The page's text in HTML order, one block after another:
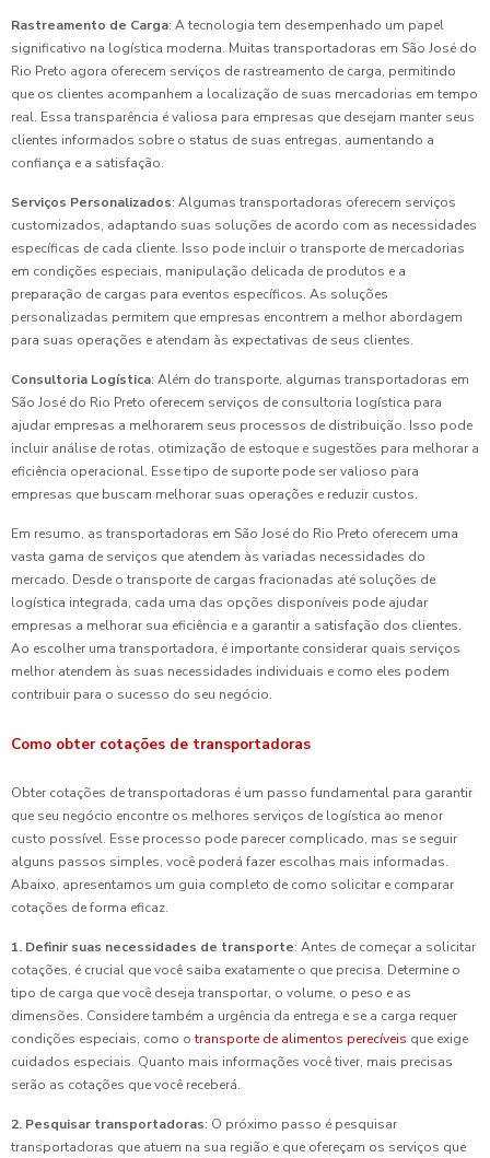
Rastreamento de Carga: A tecnologia tem desempenhado um papel
significativo na logística moderna. Muitas transportadoras em São José do
Rio Preto agora oferecem serviços de rastreamento de carga, permitindo
que os clientes acompanhem a localização de suas mercadorias em tempo
real. Essa transparência é valiosa para empresas que desejam manter seus
clientes informados sobre o status de suas entregas, aumentando a
confiança e a satisfação.
Serviços Personalizados: Algumas transportadoras oferecem serviços
customizados, adaptando suas soluções de acordo com as necessidades
específicas de cada cliente. Isso pode incluir o transporte de mercadorias
em condições especiais, manipulação delicada de produtos e a
preparação de cargas para eventos específicos. As soluções
personalizadas permitem que empresas encontrem a melhor abordagem
para suas operações e atendam às expectativas de seus clientes.
Consultoria Logística: Além do transporte, algumas transportadoras em
São José do Rio Preto oferecem serviços de consultoria logística para
ajudar empresas a melhorarem seus processos de distribuição. Isso pode
incluir análise de rotas, otimização de estoque e sugestões para melhorar a
eficiência operacional. Esse tipo de suporte pode ser valioso para
empresas que buscam melhorar suas operações e reduzir custos.
Em resumo, as transportadoras em São José do Rio Preto oferecem uma
vasta gama de serviços que atendem às variadas necessidades do
mercado. Desde o transporte de cargas fracionadas até soluções de
logística integrada, cada uma das opções disponíveis pode ajudar
empresas a melhorar sua eficiência e a garantir a satisfação dos clientes.
Ao escolher uma transportadora, é importante considerar quais serviços
melhor atendem às suas necessidades individuais e como eles podem
contribuir para o sucesso do seu negócio.
Como obter cotações de transportadoras
Obter cotações de transportadoras é um passo fundamental para garantir
que seu negócio encontre os melhores serviços de logística ao menor
custo possível. Esse processo pode parecer complicado, mas se seguir
alguns passos simples, você poderá fazer escolhas mais informadas.
Abaixo, apresentamos um guia completo de como solicitar e comparar
cotações de forma eficaz.
1. Definir suas necessidades de transporte: Antes de começar a solicitar
cotações, é crucial que você saiba exatamente o que precisa. Determine o
tipo de carga que você deseja transportar, o volume, o peso e as
dimensões. Considere também a urgência da entrega e se a carga requer
condições especiais, como otransporte de alimentos perecíveis que exige
cuidados especiais. Quanto mais informações você tiver, mais precisas
serão as cotações que você receberá.
2. Pesquisar transportadoras: O próximo passo é pesquisar
transportadoras que atuem na sua região e que ofereçam os serviços que